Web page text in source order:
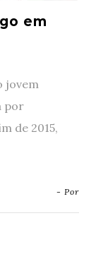
em
jovem
por
de 2015,
- Por